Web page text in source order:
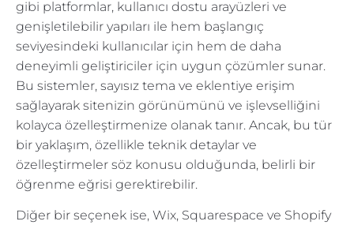
gibi platformlar, kullanıcı dostu arayüzleri ve
genişletilebilir yapıları ile hem başlangıç
seviyesindeki kullanıcılar için hem de daha
deneyimli geliştiriciler için uygun çözümler sunar.
Bu sistemler, sayısız tema ve eklentiye erişim
sağlayarak sitenizin görünümünü ve işlevselliğini
kolayca özelleştirmenize olanak tanır. Ancak, bu tür
bir yaklaşım, özellikle teknik detaylar ve
özelleştirmeler söz konusu olduğunda, belirli bir
öğrenme eğrisi gerektirebilir.
Diğer bir seçenek ise, Wix, Squarespace ve Shopify